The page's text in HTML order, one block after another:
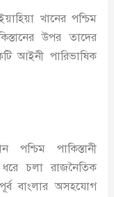
খানের পশ্চিম
উপর তাদের
আইনী পারিভাষিক
পশ্চিম পাকিস্তানী
চলা রাজনৈতিক
বাংলার অসহযোগ